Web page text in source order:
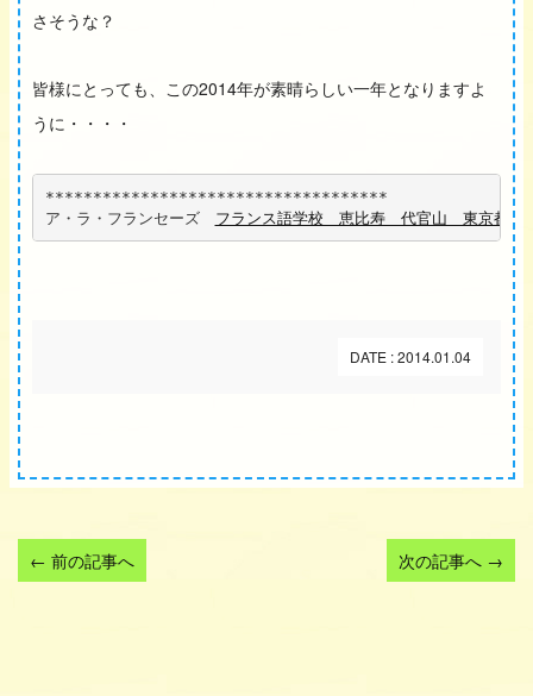
さそうな？
皆様にとっても、この2014年が素晴らしい一年となりますよ
うに・・・・
************************************
ア・ラ・フランセーズ フランス語学校　恵比寿　代官山　東京都
DATE : 2014.01.04
← 前の記事へ 次の記事へ →